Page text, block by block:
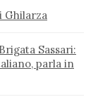
Ghilarza
Sassari:
parla in